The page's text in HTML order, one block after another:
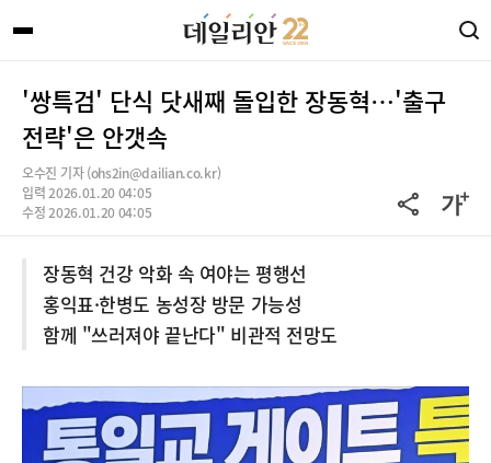
'쌍특검' 단식 닷새째 돌입한 장동혁…'출구
전략'은 안갯속
오수진 기자 (ohs2in@dailian.co.kr)
입력 2026.01.20 04:05
수정 2026.01.20 04:05
장동혁 건강 악화 속 여야는 평행선
홍익표·한병도 농성장 방문 가능성
함께 "쓰러져야 끝난다" 비관적 전망도